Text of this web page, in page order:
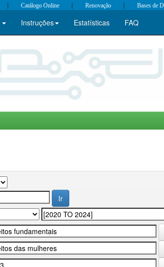
| Catálogo Online | Renovação | Bases de
Instruções Estatísticas FAQ